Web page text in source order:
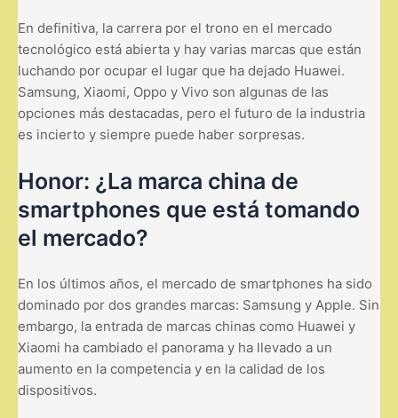
En definitiva, la carrera por el trono en el mercado
tecnológico está abierta y hay varias marcas que están
luchando por ocupar el lugar que ha dejado Huawei.
Samsung, Xiaomi, Oppo y Vivo son algunas de las
opciones más destacadas, pero el futuro de la industria
es incierto y siempre puede haber sorpresas.
Honor: ¿La marca china de
smartphones que está tomando
el mercado?
En los últimos años, el mercado de smartphones ha sido
dominado por dos grandes marcas: Samsung y Apple. Sin
embargo, la entrada de marcas chinas como Huawei y
Xiaomi ha cambiado el panorama y ha llevado a un
aumento en la competencia y en la calidad de los
dispositivos.